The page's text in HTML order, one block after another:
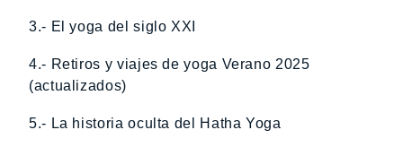
3.- El yoga del siglo XXI
4.- Retiros y viajes de yoga Verano 2025
(actualizados)
5.- La historia oculta del Hatha Yoga